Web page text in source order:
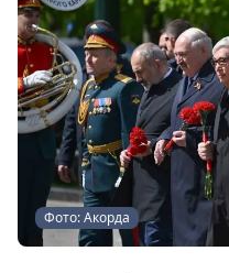
Фото: Акорда